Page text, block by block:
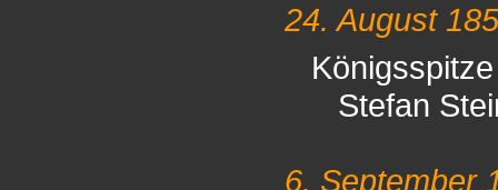
24. August
Königsspitze
Stefan
6. September